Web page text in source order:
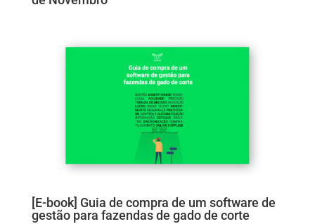
[E-book] Guia de compra de um software de
gestão para fazendas de gado de corte